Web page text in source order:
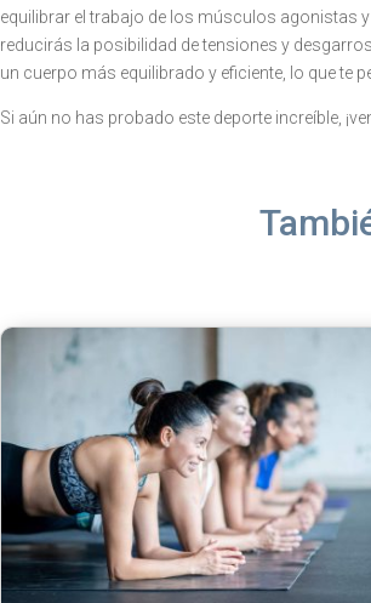
equilibrar el trabajo de los músculos agonistas
reducirás la posibilidad de tensiones y
un cuerpo más equilibrado y eficiente, lo que te
Si aún no has probado este deporte increíble,